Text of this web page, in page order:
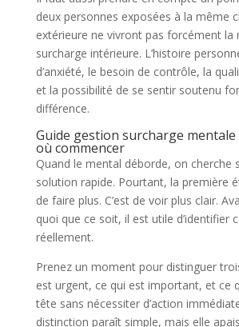
deux personnes exposées à la même
extérieure ne vivront pas forcément la
surcharge intérieure. L’histoire
d’anxiété, le besoin de contrôle, la
et la possibilité de se sentir soutenu
différence.
Guide gestion surcharge
où commencer
Quand le mental déborde, on cherche
solution rapide. Pourtant, la première
de faire plus. C’est de voir plus clair.
quoi que ce soit, il est utile d’identifier
réellement.
Prenez un moment pour distinguer
est urgent, ce qui est important, et ce
tête sans nécessiter d’action
distinction paraît simple, mais elle